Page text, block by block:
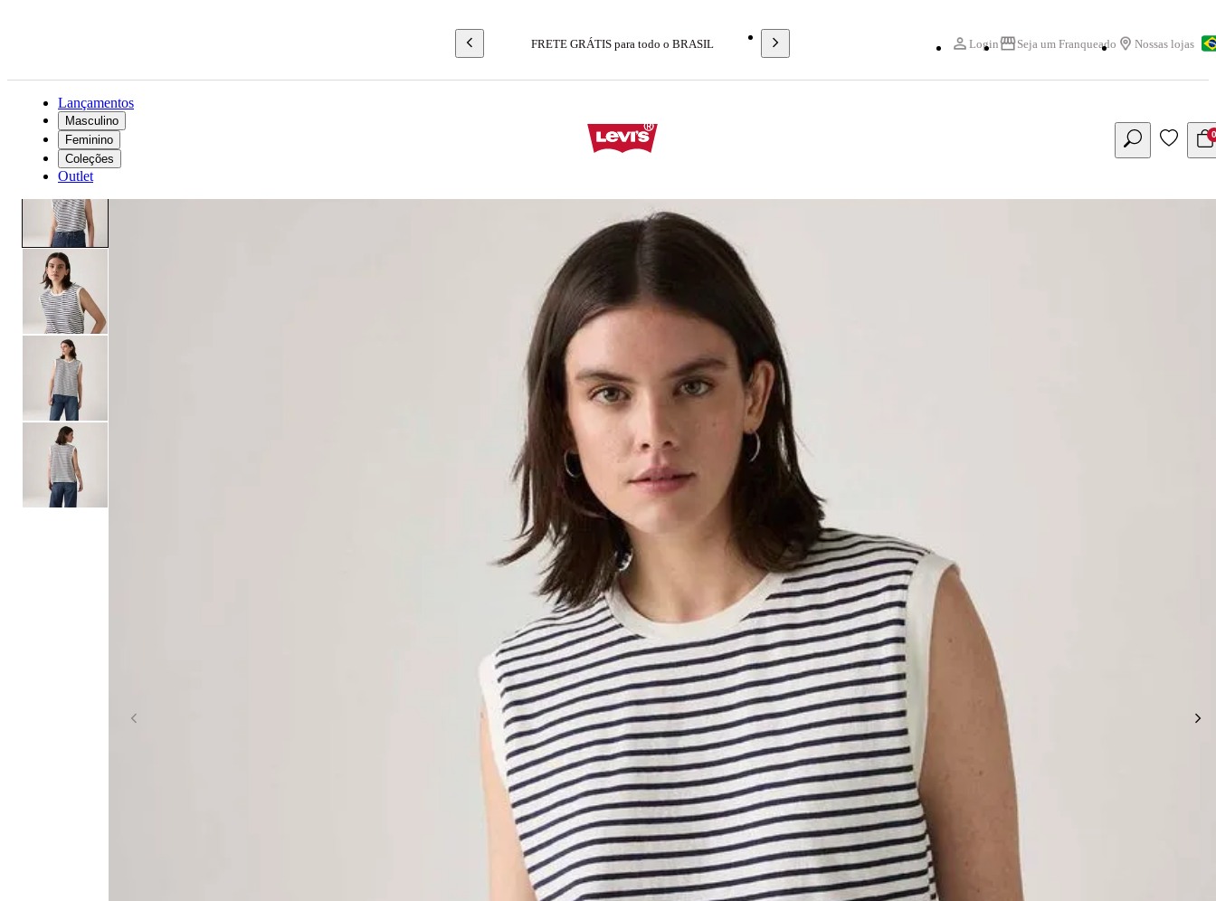
FRETE GRÁTIS para todo o BRASIL Login Seja um Franqueado Nossas lojas
Lançamentos
Masculino
Feminino
Coleções
Outlet
0
Feminino